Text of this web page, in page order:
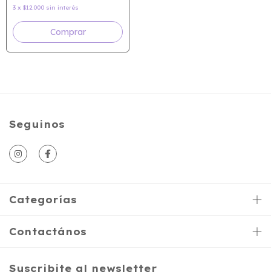
3 x $12.000 sin interés
Seguinos
Categorías
Contactános
Suscribite al newsletter